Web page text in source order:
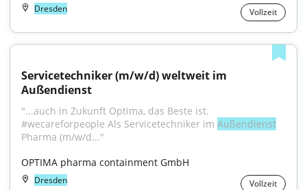
Dresden Vollzeit
Servicetechniker (m/w/d) weltweit im
Außendienst
"...auch in Zukunft Optima, das Beste ist.
#wecareforpeople Als Servicetechniker im Außendienst
Pharma (m/w/d..."
OPTIMA pharma containment GmbH
Dresden Vollzeit